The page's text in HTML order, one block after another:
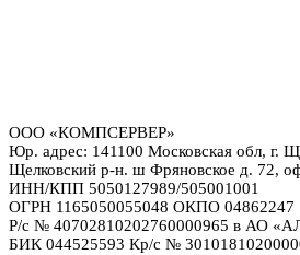
ООО «КОМПСЕРВЕР»
Юр. адрес: 141100 Московская обл, г.
Щелковский р-н. ш Фряновское д. 72,
ИНН/КПП 5050127989/505001001
ОГРН 1165050055048 ОКПО 04862247
Р/с № 40702810202760000965 в АО
БИК 044525593 Кр/с №